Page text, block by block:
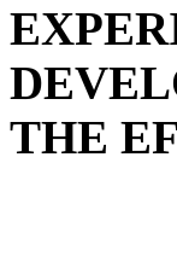
THE